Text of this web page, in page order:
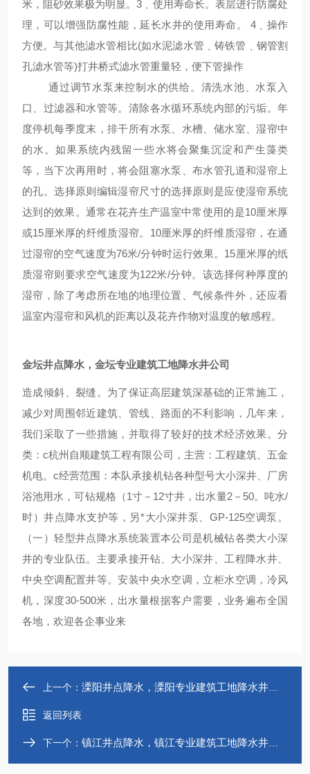
米，阻砂效果极为明显。3﹑使用寿命长。表层进行防腐处
理，可以增强防腐性能，延长水井的使用寿命。 4﹑操作
方便。与其他滤水管相比(如水泥滤水管﹑铸铁管﹑钢管割
孔滤水管等)打井桥式滤水管重量轻，便下管操作
通过调节水泵来控制水的供给。清洗水池、水泵入
口、过滤器和水管等。清除各水循环系统内部的污垢。年
度停机每季度末，排干所有水泵、水槽、储水室、湿帘中
的水。如果系统内残留一些水将会聚集沉淀和产生藻类
等，当下次再用时，将会阻塞水泵、布水管孔道和湿帘上
的孔。选择原则编辑湿帘尺寸的选择原则是应使湿帘系统
达到的效果。通常在花卉生产温室中常使用的是10厘米厚
或15厘米厚的纤维质湿帘。10厘米厚的纤维质湿帘，在通
过湿帘的空气速度为76米/分钟时运行效果。15厘米厚的纸
质湿帘则要求空气速度为122米/分钟。该选择何种厚度的
湿帘，除了考虑所在地的地理位置、气候条件外，还应看
温室内湿帘和风机的距离以及花卉作物对温度的敏感程。
金坛井点降水，金坛专业建筑工地降水井公司
造成倾斜、裂缝。为了保证高层建筑深基础的正常施工，
减少对周围邻近建筑、管线、路面的不利影响，几年来，
我们采取了一些措施，并取得了较好的技术经济效果。分
类：c杭州自顺建筑工程有限公司，主营：工程建筑、五金
机电。c经营范围：本队承接机钻各种型号大小深井、厂房
浴池用水，可钻规格（1寸－12寸井，出水量2－50。吨水/
时）井点降水支护等，另*大小深井泵、GP-125空调泵。
（一）轻型井点降水系统装置本公司是机械钻各类大小深
井的专业队伍。主要承接开钻、大小深井、工程降水井、
中央空调配置井等。安装中央水空调，立柜水空调，冷风
机，深度30-500米，出水量根据客户需要，业务遍布全国
各地，欢迎各企事业来
上一个： 溧阳井点降水，溧阳专业建筑工地降水井公司
返回列表
下一个： 镇江井点降水，镇江专业建筑工地降水井公司